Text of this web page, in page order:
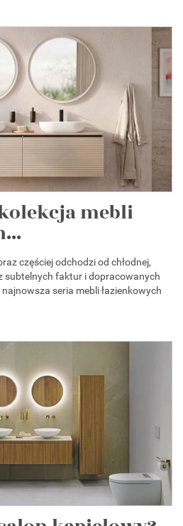
mebli
częściej odchodzi od chłodnej,
subtelnych faktur i dopracowanych
seria mebli łazienkowych